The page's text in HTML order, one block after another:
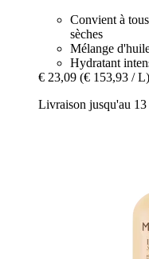
Convient à
sèches
Mélange
Hydratant
€ 23,09 (€ 153,93 / L)
Livraison jusqu'au 13